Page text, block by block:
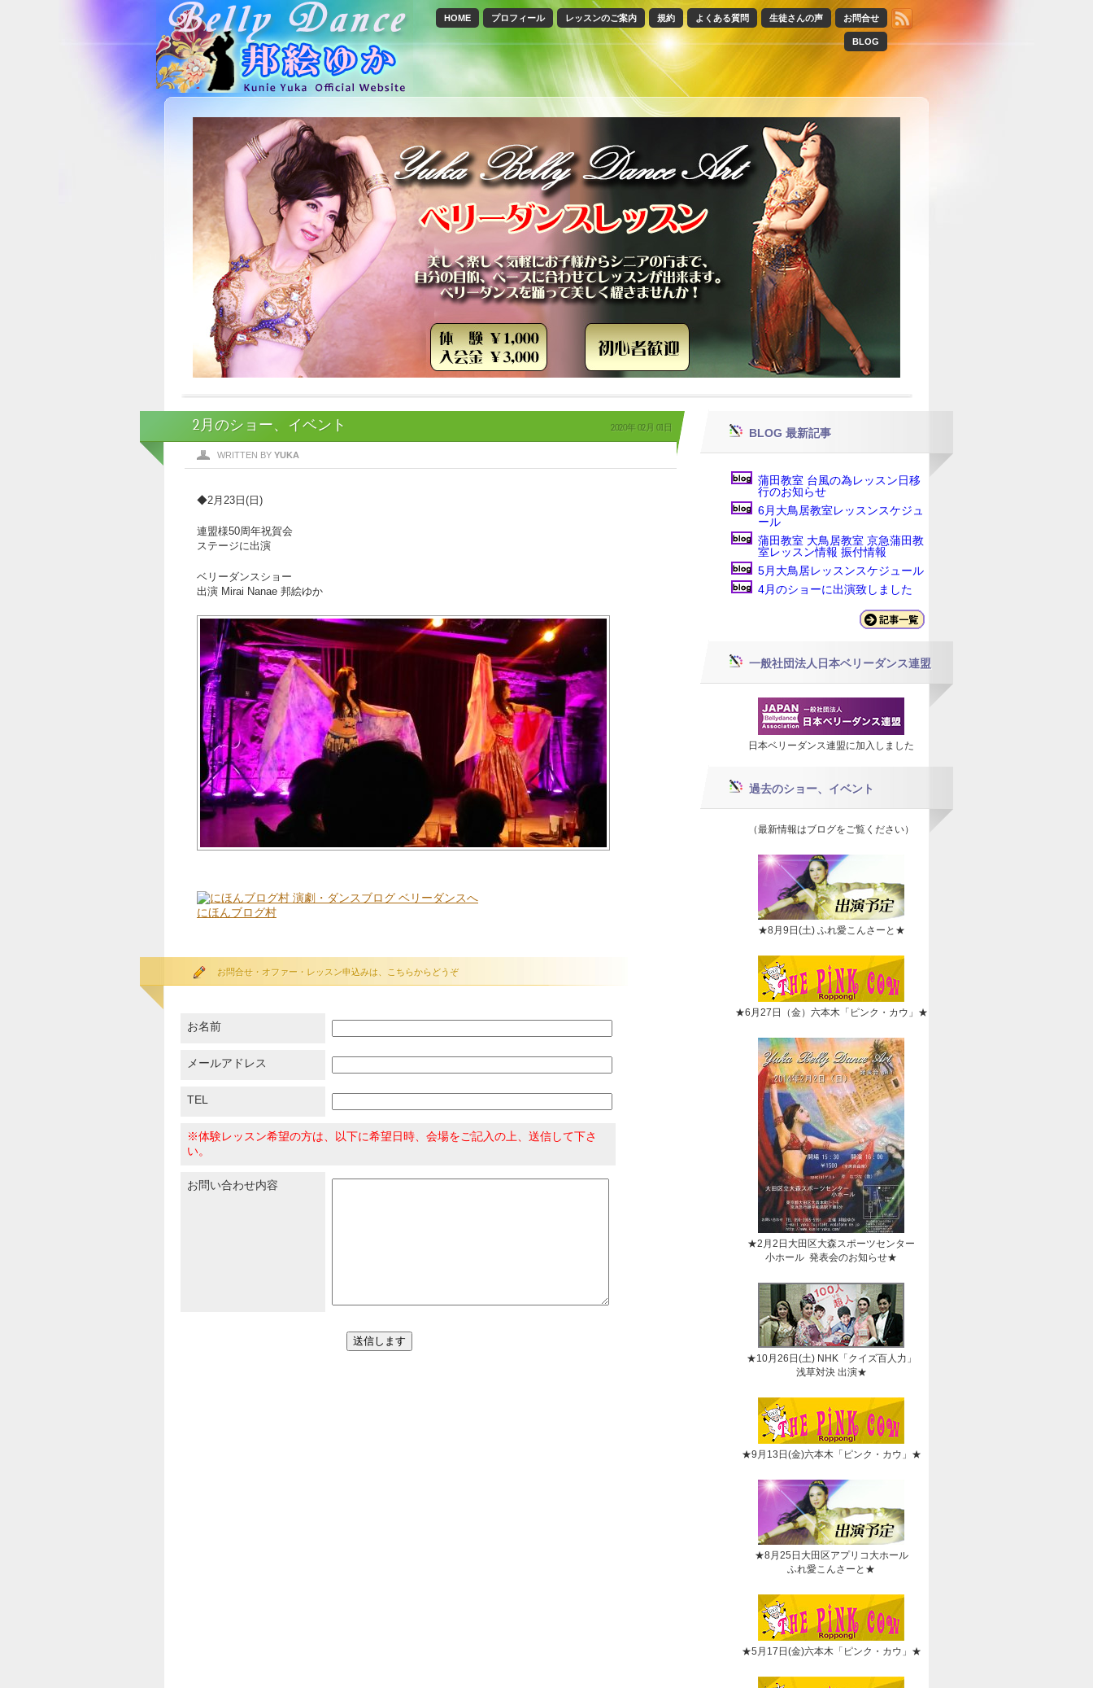
お問合せ
生徒さんの声
よくある質問
規約
レッスンのご案内
プロフィール
HOME
BLOG
2月のショー、イベント 2020年 02月 01日
WRITTEN BY YUKA
◆2月23日(日)
連盟様50周年祝賀会
ステージに出演
ベリーダンスショー
出演 Mirai Nanae 邦絵ゆか
にほんブログ村
お問合せ・オファー・レッスン申込みは、こちらからどうぞ
お名前
メールアドレス
TEL
※体験レッスン希望の方は、以下に希望日時、会場をご記入の上、送信して下さ
い。
お問い合わせ内容
BLOG 最新記事
蒲田教室 台風の為レッスン日移
行のお知らせ
6月大鳥居教室レッスンスケジュ
ール
蒲田教室 大鳥居教室 京急蒲田教
室レッスン情報 振付情報
5月大鳥居レッスンスケジュール
4月のショーに出演致しました
一般社団法人日本ベリーダンス連盟
日本ベリーダンス連盟に加入しました
過去のショー、イベント
（最新情報はブログをご覧ください）
★8月9日(土) ふれ愛こんさーと★
★6月27日（金）六本木「ピンク・カウ」★
★2月2日大田区大森スポーツセンター
小ホール 発表会のお知らせ★
★10月26日(土) NHK「クイズ百人力」
浅草対決 出演★
★9月13日(金)六本木「ピンク・カウ」★
★8月25日大田区アプリコ大ホール
ふれ愛こんさーと★
★5月17日(金)六本木「ピンク・カウ」★